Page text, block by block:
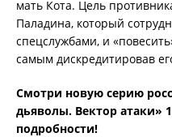
мать Кота. Цель
Паладина, который
спецслужбами, и
самым дискредитировав
Смотри новую серию
дьяволы. Вектор атаки»
подробности!